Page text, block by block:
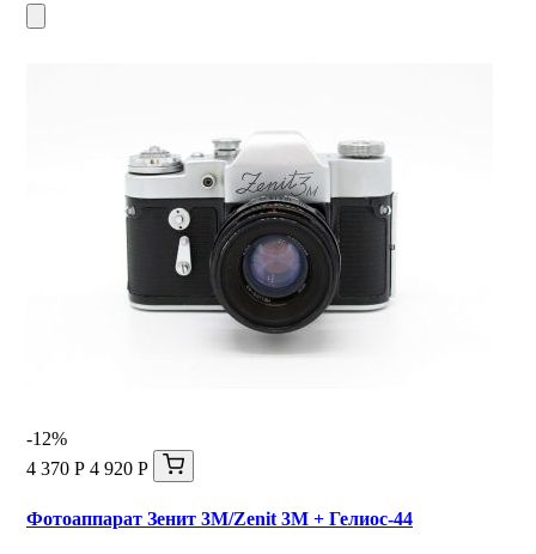
-12%
4 370 Р 4 920 Р
Фотоаппарат Зенит 3М/Zenit 3M + Гелиос-44